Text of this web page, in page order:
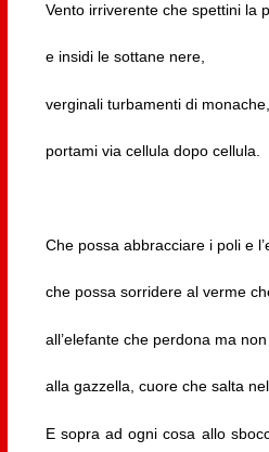
Vento irriverente che spettini la
e insidi le sottane nere,
verginali turbamenti di monache,
portami via cellula dopo cellula.
Che possa abbracciare i poli e
che possa sorridere al verme
all’elefante che perdona ma non
alla gazzella, cuore che salta
E sopra ad ogni cosa allo